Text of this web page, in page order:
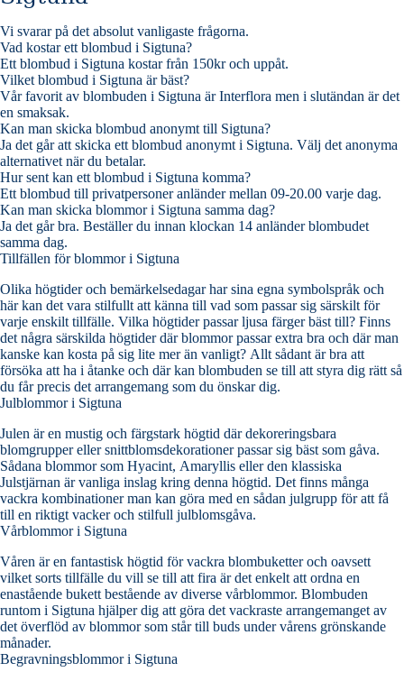
Vi svarar på det absolut vanligaste frågorna.
Vad kostar ett blombud i Sigtuna?
Ett blombud i Sigtuna kostar från 150kr och uppåt.
Vilket blombud i Sigtuna är bäst?
Vår favorit av blombuden i Sigtuna är Interflora men i slutändan är det
en smaksak.
Kan man skicka blombud anonymt till Sigtuna?
Ja det går att skicka ett blombud anonymt i Sigtuna. Välj det anonyma
alternativet när du betalar.
Hur sent kan ett blombud i Sigtuna komma?
Ett blombud till privatpersoner anländer mellan 09-20.00 varje dag.
Kan man skicka blommor i Sigtuna samma dag?
Ja det går bra. Beställer du innan klockan 14 anländer blombudet
samma dag.
Tillfällen för blommor i Sigtuna
Olika högtider och bemärkelsedagar har sina egna symbolspråk och
här kan det vara stilfullt att känna till vad som passar sig särskilt för
varje enskilt tillfälle. Vilka högtider passar ljusa färger bäst till? Finns
det några särskilda högtider där blommor passar extra bra och där man
kanske kan kosta på sig lite mer än vanligt? Allt sådant är bra att
försöka att ha i åtanke och där kan blombuden se till att styra dig rätt så
du får precis det arrangemang som du önskar dig.
Julblommor i Sigtuna
Julen är en mustig och färgstark högtid där dekoreringsbara
blomgrupper eller snittblomsdekorationer passar sig bäst som gåva.
Sådana blommor som Hyacint, Amaryllis eller den klassiska
Julstjärnan är vanliga inslag kring denna högtid. Det finns många
vackra kombinationer man kan göra med en sådan julgrupp för att få
till en riktigt vacker och stilfull julblomsgåva.
Vårblommor i Sigtuna
Våren är en fantastisk högtid för vackra blombuketter och oavsett
vilket sorts tillfälle du vill se till att fira är det enkelt att ordna en
enastående bukett bestående av diverse vårblommor. Blombuden
runtom i Sigtuna hjälper dig att göra det vackraste arrangemanget av
det överflöd av blommor som står till buds under vårens grönskande
månader.
Begravningsblommor i Sigtuna